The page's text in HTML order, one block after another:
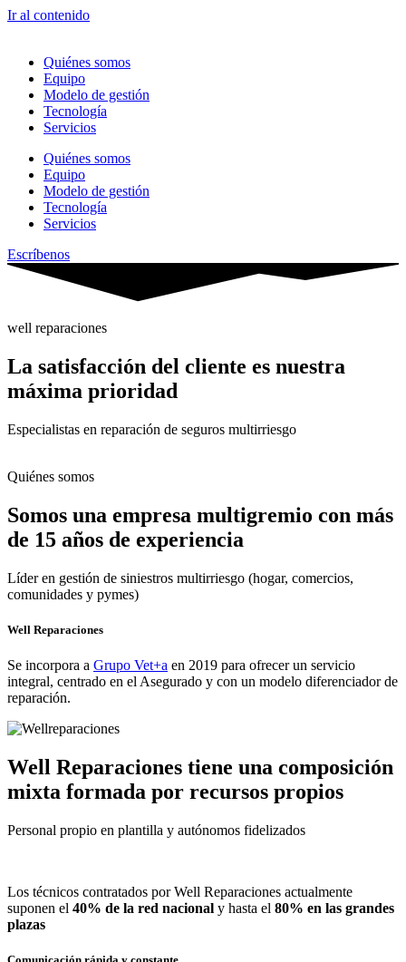
Ir al contenido
Quiénes somos
Equipo
Modelo de gestión
Tecnología
Servicios
Quiénes somos
Equipo
Modelo de gestión
Tecnología
Servicios
Escríbenos
well reparaciones
La satisfacción del cliente es nuestra
máxima prioridad
Especialistas en reparación de seguros multirriesgo
Quiénes somos
Somos una empresa multigremio con más
de 15 años de experiencia
Líder en gestión de siniestros multirriesgo (hogar, comercios,
comunidades y pymes)
Well Reparaciones
Se incorpora a Grupo Vet+a en 2019 para ofrecer un servicio
integral, centrado en el Asegurado y con un modelo diferenciador de
reparación.
Well Reparaciones tiene una composición
mixta formada por recursos propios
Personal propio en plantilla y autónomos fidelizados
Los técnicos contratados por Well Reparaciones actualmente
suponen el 40% de la red nacional y hasta el 80% en las grandes
plazas